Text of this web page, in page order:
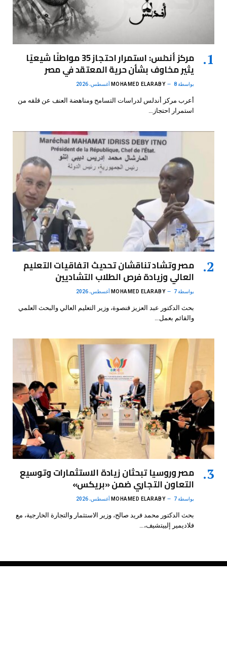
مركز أندلس: استمرار احتجاز 35 مواطنًا شيعيًا
يثير مخاوف بشأن حرية المعتقد في مصر
بواسطة MOHAMED ELARABY 8 أغسطس، 2026
أعرب مركز أندلس لدراسات التسامح ومناهضة العنف عن قلقه من
استمرار احتجاز…
مصر وتشاد تناقشان تحديث اتفاقيات التعليم
العالي وزيادة فرص الطلاب التشاديين
بواسطة MOHAMED ELARABY 7 أغسطس، 2026
بحث الدكتور عبد العزيز قنصوة، وزير التعليم العالي والبحث العلمي
والقائم بعمل…
مصر وروسيا تبحثان زيادة الاستثمارات وتوسيع
التعاون التجاري ضمن «بريكس»
بواسطة MOHAMED ELARABY 7 أغسطس، 2026
بحث الدكتور محمد فريد صالح، وزير الاستثمار والتجارة الخارجية، مع
فلاديمير إلييتشيف،…